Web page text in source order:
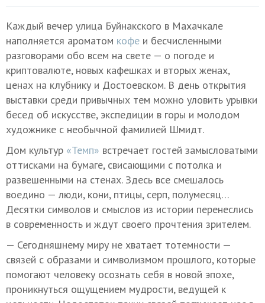
Каждый вечер улица Буйнакского в Махачкале
наполняется ароматом кофе и бесчисленными
разговорами обо всем на свете — о погоде и
криптовалюте, новых кафешках и вторых женах,
ценах на клубнику и Достоевском. В день открытия
выставки среди привычных тем можно уловить урывки
бесед об искусстве, экспедиции в горы и молодом
художнике с необычной фамилией Шмидт.
Дом культур «Темп» встречает гостей замысловатыми
оттисками на бумаге, свисающими с потолка и
развешенными на стенах. Здесь все смешалось
воедино — люди, кони, птицы, серп, полумесяц…
Десятки символов и смыслов из истории перенеслись
в современность и ждут своего прочтения зрителем.
— Сегодняшнему миру не хватает тотемности —
связей с образами и символизмом прошлого, которые
помогают человеку осознать себя в новой эпохе,
проникнуться ощущением мудрости, ведущей к